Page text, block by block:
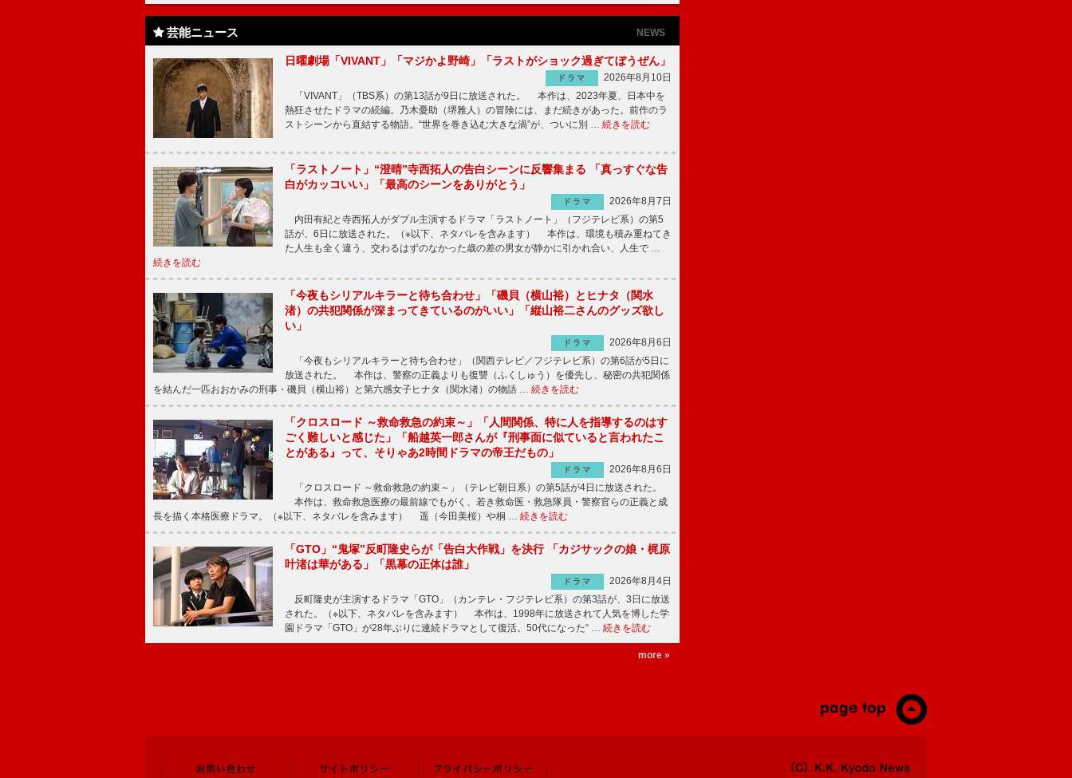
芸能ニュース NEWS
日曜劇場「VIVANT」「マジかよ野崎」「ラストがショック過ぎてぼうぜん」
ドラマ
2026年8月10日
「VIVANT」（TBS系）の第13話が9日に放送された。 本作は、2023年夏、日本中を
熱狂させたドラマの続編。乃木憂助（堺雅人）の冒険には、まだ続きがあった。前作のラ
ストシーンから直結する物語。“世界を巻き込む大きな渦”が、ついに別 … 続きを読む
「ラストノート」“澄晴”寺西拓人の告白シーンに反響集まる 「真っすぐな告
白がカッコいい」「最高のシーンをありがとう」
ドラマ
2026年8月7日
内田有紀と寺西拓人がダブル主演するドラマ「ラストノート」（フジテレビ系）の第5
話が、6日に放送された。（※以下、ネタバレを含みます） 本作は、環境も積み重ねてき
た人生も全く違う、交わるはずのなかった歳の差の男女が静かに引かれ合い、人生で …
続きを読む
「今夜もシリアルキラーと待ち合わせ」「磯貝（横山裕）とヒナタ（関水
渚）の共犯関係が深まってきているのがいい」「縦山裕二さんのグッズ欲し
い」
ドラマ
2026年8月6日
「今夜もシリアルキラーと待ち合わせ」（関西テレビ／フジテレビ系）の第6話が5日に
放送された。 本作は、警察の正義よりも復讐（ふくしゅう）を優先し、秘密の共犯関係
を結んだ一匹おおかみの刑事・磯貝（横山裕）と第六感女子ヒナタ（関水渚）の物語 … 続きを読む
「クロスロード ～救命救急の約束～」「人間関係、特に人を指導するのはす
ごく難しいと感じた」「船越英一郎さんが『刑事面に似ていると言われたこ
とがある』って、そりゃあ2時間ドラマの帝王だもの」
ドラマ
2026年8月6日
「クロスロード ～救命救急の約束～」（テレビ朝日系）の第5話が4日に放送された。
本作は、救命救急医療の最前線でもがく、若き救命医・救急隊員・警察官らの正義と成
長を描く本格医療ドラマ。（※以下、ネタバレを含みます） 遥（今田美桜）や桐 … 続きを読む
「GTO」“鬼塚”反町隆史らが「告白大作戦」を決行 「カジサックの娘・梶原
叶渚は華がある」「黒幕の正体は誰」
ドラマ
2026年8月4日
反町隆史が主演するドラマ「GTO」（カンテレ・フジテレビ系）の第3話が、3日に放送
された。（※以下、ネタバレを含みます） 本作は、1998年に放送されて人気を博した学
園ドラマ「GTO」が28年ぶりに連続ドラマとして復活。50代になった“ … 続きを読む
more »